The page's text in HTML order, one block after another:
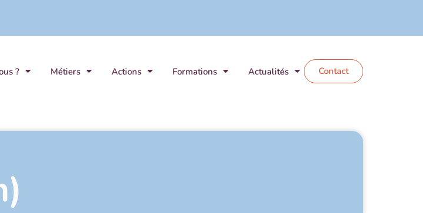
? Métiers Actions Formations Actualités Contact